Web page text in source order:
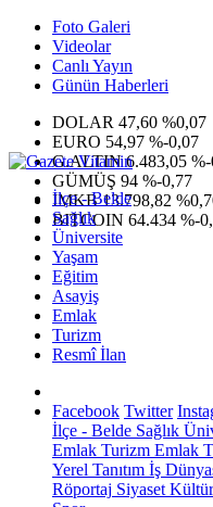
Foto Galeri
Videolar
Canlı Yayın
Günün Haberleri
DOLAR 47,60 %0,07
EURO 54,97 %-0,07
G.ALTIN6.483,05
GÜMÜŞ 94 %-0,77
IMKB13.798,82
BITCOIN 64.434 %-
İlçe - Belde
Sağlık
Üniversite
Yaşam
Eğitim
Asayiş
Emlak
Turizm
Resmî İlan
Facebook Twitter
İlçe - Belde Sağlık
Emlak Turizm Emlak
Yerel Tanıtım İş
Röportaj Siyaset